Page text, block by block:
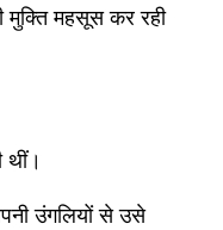
महसूस कर रही
उंगलियों से उसे